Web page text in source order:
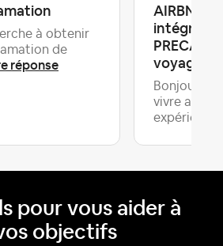
à obtenir
de
réponse
AIRBNB
Bonjour a
vivre avec
pour vous aider à
objectifs